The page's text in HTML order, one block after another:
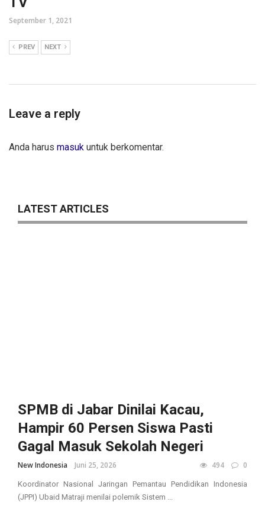
September 1, 2021
PREV NEXT
Leave a reply
Anda harus masuk untuk berkomentar.
LATEST ARTICLES
SPMB di Jabar Dinilai Kacau,
Hampir 60 Persen Siswa Pasti
Gagal Masuk Sekolah Negeri
New Indonesia Juni 25, 2026 494 0
Koordinator Nasional Jaringan Pemantau Pendidikan Indonesia
(JPPI) Ubaid Matraji menilai polemik Sistem ...